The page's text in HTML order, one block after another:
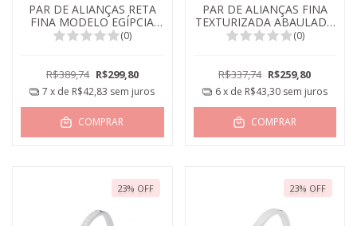
PAR DE ALIANÇAS RETA
FINA MODELO EGÍPCIA
2MM
(0)
R$389,74 R$299,80
7 x de R$42,83 sem juros
COMPRAR
PAR DE ALIANÇAS FINA
TEXTURIZADA ABAULADA
2MM
(0)
R$337,74 R$259,80
6x de R$43,30 sem juros
COMPRAR
23% OFF 23% OFF